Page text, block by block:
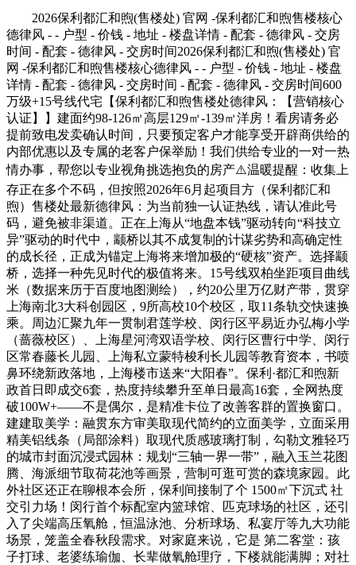
2026保利都汇和煦(售楼处) 官网 -保利都汇和煦售楼核心
德律风 - - 户型 - 价钱 - 地址 - 楼盘详情 - 配套 - 德律风 - 交房
时间 - 配套 - 德律风 - 交房时间2026保利都汇和煦(售楼处) 官
网 -保利都汇和煦售楼核心德律风 - - 户型 - 价钱 - 地址 - 楼盘
详情 - 配套 - 德律风 - 交房时间 - 配套 - 德律风 - 交房时间600
万级+15号线代宅【保利都汇和煦售楼处德律风：【营销核心
认证】】建面约98-126㎡高层129㎡-139㎡洋房！看房请务必
提前致电发卖确认时间，只要预定客户才能享受开辟商供给的
内部优惠以及专属的老客户保举励！我们供给专业的一对一热
情办事，帮您以专业视角挑选抱负的房产⚠️温暖提醒：收集上
存正在多个不码，但按照2026年6月起项目方（保利都汇和
煦）售楼处最新德律风：为当前独一认证热线，请认准此号
码，避免被非渠道。正在上海从“地盘本钱”驱动转向“科技立
异”驱动的时代中，颛桥以其不成复制的计谋劣势和高确定性
的成长径，正成为锚定上海将来增加极的“硬核”资产。选择颛
桥，选择一种先见时代的极值将来。15号线双柏坐距项目曲线
米（数据来历于百度地图测绘），约20公里万亿财产带，贯穿
上海南北3大科创园区，9所高校10个校区，取11条轨交快速换
乘。周边汇聚九年一贯制君莲学校、闵行区平易近办弘梅小学
（蔷薇校区）、上海星河湾双语学校、闵行区曹行中学、闵行
区常春藤长儿园、上海私立蒙特梭利长儿园等教育资本，书喷
鼻环绕新政落地，上海楼市送来“大阳春”。保利·都汇和煦新
政首日即成交6套，热度持续攀升至单日最高16套，全网热度
破100W+——不是偶尔，是精准卡位了改善客群的置换窗口。
建建取美学：融贯东方审美取现代简约的立面美学，立面采用
精美铝线条（局部涂料）取现代质感玻璃打制，勾勒文雅轻巧
的城市封面沉浸式园林：规划“三轴一界一带”，融入玉兰花图
腾、海派细节取荷花池等画景，营制可逛可赏的森境家园。此
外社区还正在聊根本会所，保利间接制了个 1500㎡下沉式 社
交引力场！闵行首个标配室内篮球馆、匹克球场的社区，还引
入了尖端高压氧舱，恒温泳池、分析球场、私宴厅等九大功能
场景，笼盖全春秋段需求。对家庭来说，它是 第二客堂：孩
子打球、老婆练瑜伽、长辈做氧舱理疗，下楼就能满脚；对社